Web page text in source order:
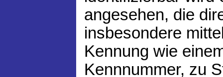
angesehen, die
insbesondere
Kennung wie
Kennnummer, zu